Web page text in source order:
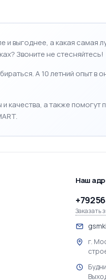
и выгоднее, а какая самая
Звоните не стесняйтесь!
А 10 летний опыт в
а также помогут
Наш
Заказать
г.